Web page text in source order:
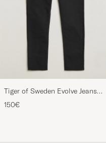
Tiger of Sweden Evolve Jeans
Forever Black
150€